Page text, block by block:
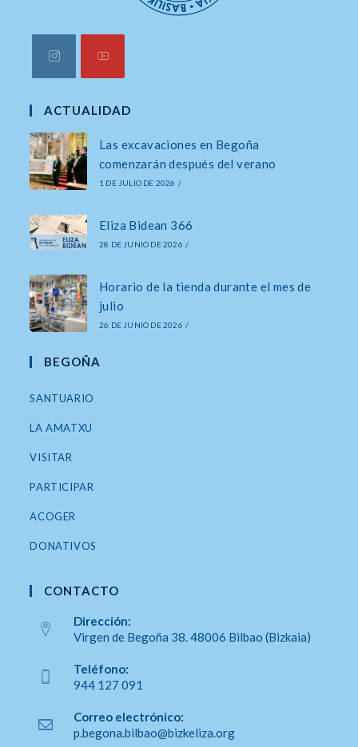
abre
una
nueva
pestaña
abre
una
nueva
pestaña
ACTUALIDAD
Las excavaciones en Begoña
comenzarán después del verano
1 DE JULIO DE 2026 /
Eliza Bidean 366
28 DE JUNIO DE 2026 /
Horario de la tienda durante el mes de
julio
26 DE JUNIO DE 2026 /
BEGOÑA
SANTUARIO
LA AMATXU
VISITAR
PARTICIPAR
ACOGER
DONATIVOS
CONTACTO
Dirección:
Virgen de Begoña 38. 48006 Bilbao (Bizkaia)
abre
en
una
nueva
Teléfono:
944 127 091
abre
en
Correo electrónico:
p.begona.bilbao@bizkeliza.orgSe